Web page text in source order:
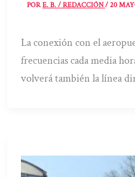
PORE. B. / REDACCIÓN/20
La conexión con el
frecuencias cada media
volverá también la línea